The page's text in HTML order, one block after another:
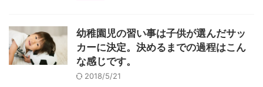
幼稚園児の習い事は子供が選んだサッ
カーに決定。決めるまでの過程はこん
な感じです。
2018/5/21